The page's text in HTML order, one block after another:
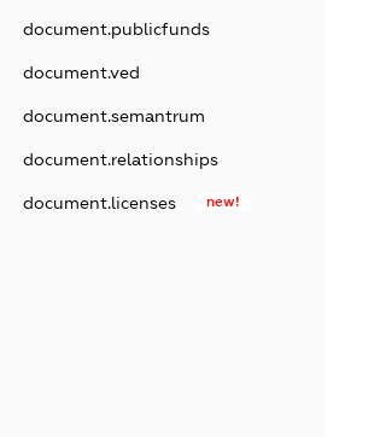
document.publicfunds
document.ved
document.semantrum
document.relationships
document.licenses new!